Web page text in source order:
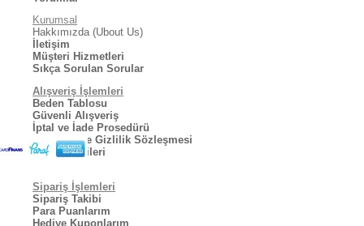
Kurumsal
Hakkımızda (Ubout Us)
İletişim
Müşteri Hizmetleri
Sıkça Sorulan Sorular
Alışveriş İşlemleri
Beden Tablosu
Güvenli Alışveriş
İptal ve İade Prosedürü
Kullanıcı ve Gizlilik Sözleşmesi
Kargo Bilgileri
Sipariş İşlemleri
Sipariş Takibi
Para Puanlarım
Hediye Kuponlarım